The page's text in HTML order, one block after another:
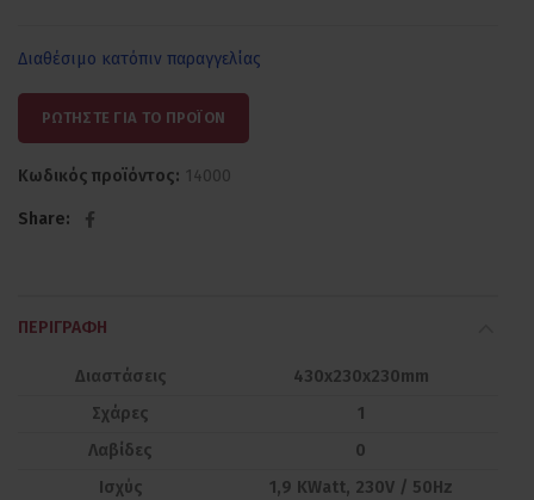
Διαθέσιμο κατόπιν παραγγελίας
ΡΩΤΗΣΤΕ ΓΙΑ ΤΟ ΠΡΟΪΟΝ
Κωδικός προϊόντος: 14000
Share
ΠΕΡΙΓΡΑΦΉ
Διαστάσεις
430x230x230mm
Σχάρες
1
Λαβίδες
0
Ισχύς
1,9 ΚWatt, 230V / 50Hz